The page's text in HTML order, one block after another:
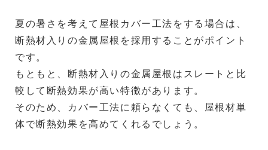
夏の暑さを考えて屋根カバー工法をする場合は、
断熱材入りの金属屋根を採用することがポイント
です。
もともと、断熱材入りの金属屋根はスレートと比
較して断熱効果が高い特徴があります。
そのため、カバー工法に頼らなくても、屋根材単
体で断熱効果を高めてくれるでしょう。